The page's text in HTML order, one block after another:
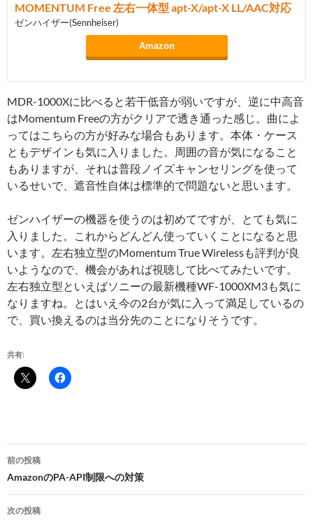
MOMENTUM Free 左右一体型 apt-X/apt-X LL/AAC対応
ゼンハイザー(Sennheiser)
Amazon
MDR-1000Xに比べると若干低音が弱いですが、逆に中高音
はMomentum Freeの方がクリアで透き通った感じ。曲によ
ってはこちらの方が好みな場合もあります。本体・ケース
ともデザインも気に入りました。周囲の音が気になること
もありますが、それは普段ノイズキャンセリングを使って
いるせいで、遮音性自体は標準的で問題ないと思います。
ゼンハイザーの機器を使うのは初めてですが、とても気に
入りました。これからどんどん使っていくことになると思
います。左右独立型のMomentum True Wirelessも評判が良
いようなので、機会があれば視聴して比べてみたいです。
左右独立型といえばソニーの最新機種WF-1000XM3も気に
なりますね。とはいえ今の2台が気に入って満足しているの
で、買い換えるのは当分先のことになりそうです。
共有:
投
稿
ナ
前の投稿
AmazonのPA-API制限への対策
次の投稿